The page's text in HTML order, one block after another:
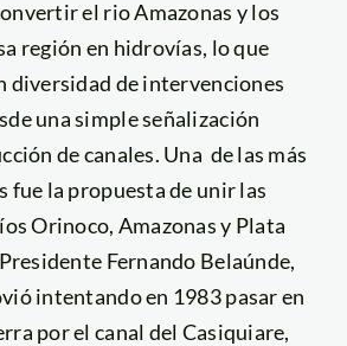
el rio Amazonas y los
región en hidrovías, lo que
diversidad de intervenciones
una simple señalización
de canales. Una de las más
fue la propuesta de unir las
Orinoco, Amazonas y Plata
Fernando Belaúnde,
intentando en 1983 pasar en
por el canal del Casiquiare,